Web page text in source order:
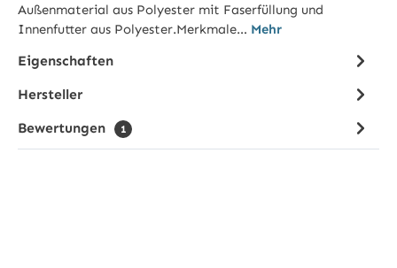
Außenmaterial aus Polyester mit Faserfüllung und
Innenfutter aus Polyester.Merkmale… Mehr
Eigenschaften
Hersteller
Bewertungen
1